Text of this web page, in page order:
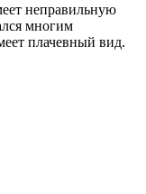
неправильную
многим
плачевный вид.